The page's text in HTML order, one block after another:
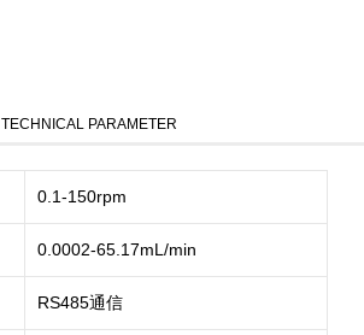
TECHNICAL PARAMETER
0.1-150rpm
0.0002-65.17mL/min
RS485通信